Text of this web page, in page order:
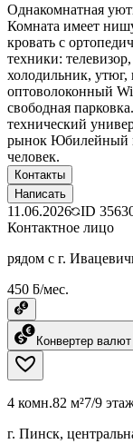
Однакомнатная
Комната имеет
кровать с
техники:
холодильник, утюг,
оптоволоконный
свободная
технический
рынок Юбилейный
человек.
Контакты
Написать
11.06.2026 ID
Контактное лицо
рядом с г.
450 ƃ/мес.
Конвертер валют
4 комн.82 м²7/9
г. Пинск,